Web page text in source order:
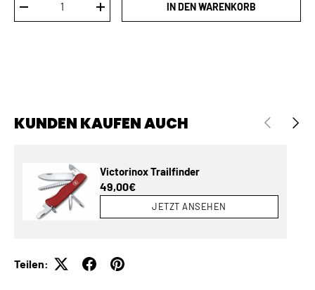
MENGE VERRINGERNMENGE ERHÖHENIN DEN WARENKORB
KUNDEN KAUFEN AUCH VORHERIGE
Victorinox Trailfinder
Normaler Preis
49,00€
JETZT ANSEHEN
Teilen: